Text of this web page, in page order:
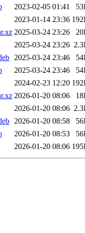
2023-02-05 01:41
2023-01-14 23:36
2025-03-24 23:26
2025-03-24 23:26
2025-03-24 23:46
2025-03-24 23:46
2024-02-23 12:20
2026-01-20 08:06
2026-01-20 08:06
2026-01-20 08:58
2026-01-20 08:53
2026-01-20 08:06